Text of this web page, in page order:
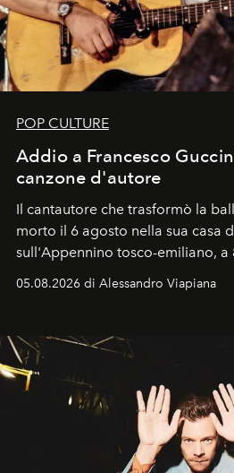
POP CULTURE
Addio a Francesco
canzone d'autore
Il cantautore che trasformò la
morto il 6 agosto nella sua casa
sull'Appennino tosco-emiliano, a
05.08.2026 di Alessandro Viapiana